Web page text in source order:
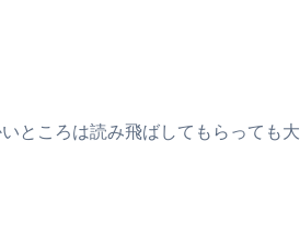
ところは読み飛ばしてもらっても大